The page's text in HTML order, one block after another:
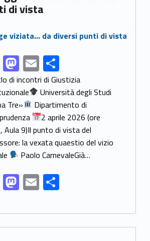
o n
di vista
M
as
to
d
o
n
E
m
ai
l
S
h
ar
e
di incontri di Giustizia
Università degli Studi
Tre»
Dipartimento di
2 aprile 2026 (ore
Aula 9)Il punto di vista del
la vexata quaestio del vizio
Paolo CarnevaleGià…
ac
M
as
to
d
E
m
ai
l
S
ar
e